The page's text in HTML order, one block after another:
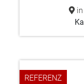
in
REFERENZ